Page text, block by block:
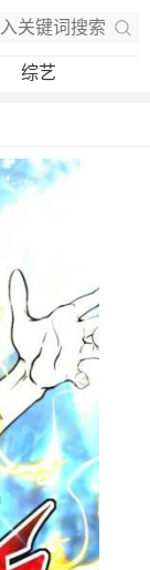
综艺